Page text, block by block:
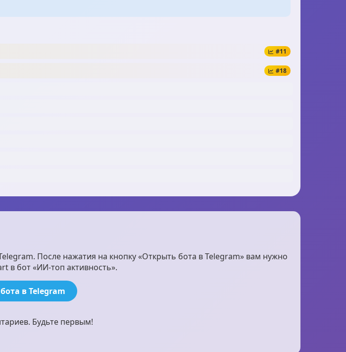
#11
#18
После нажатия на кнопку «Открыть бота в Telegram» вам нужно
в бот «ИИ-топ активность».
в Telegram
Будьте первым!